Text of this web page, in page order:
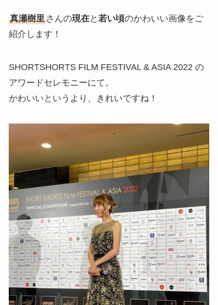
真瀬樹里さんの現在と 若い頃のかわいい画像をご
紹介します！
SHORTSHORTS FILM FESTIVAL & ASIA 2022 の
アワードセレモニーにて。
かわいいというより、きれいですね！